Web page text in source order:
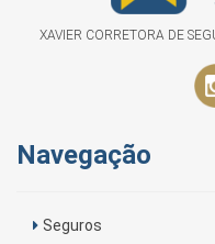
XAVIER CORRETORA DE
Navegação
Seguros